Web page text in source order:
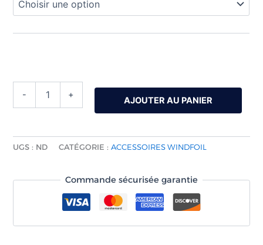
- +
AJOUTER AU PANIER
UGS : ND CATÉGORIE :ACCESSOIRES WINDFOIL
Commande sécurisée garantie